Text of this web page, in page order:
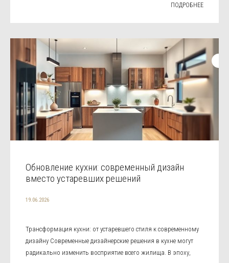
ПОДРОБНЕЕ
Обновление кухни: современный дизайн
вместо устаревших решений
19.06.2026
Трансформация кухни: от устаревшего стиля к современному
дизайну Современные дизайнерские решения в кухне могут
радикально изменить восприятие всего жилища. В эпоху,